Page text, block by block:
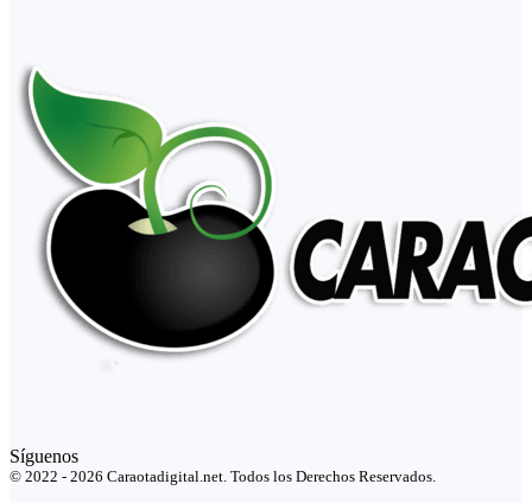
Síguenos
© 2022 - 2026 Caraotadigital.net. Todos los Derechos Reservados.